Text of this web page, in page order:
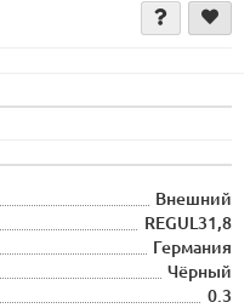
Внешний
REGUL31,8
Германия
Чёрный
0.3